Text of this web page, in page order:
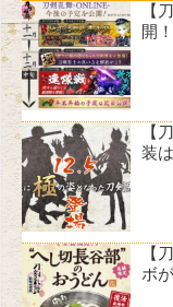
【
開
【
装
【
ボ